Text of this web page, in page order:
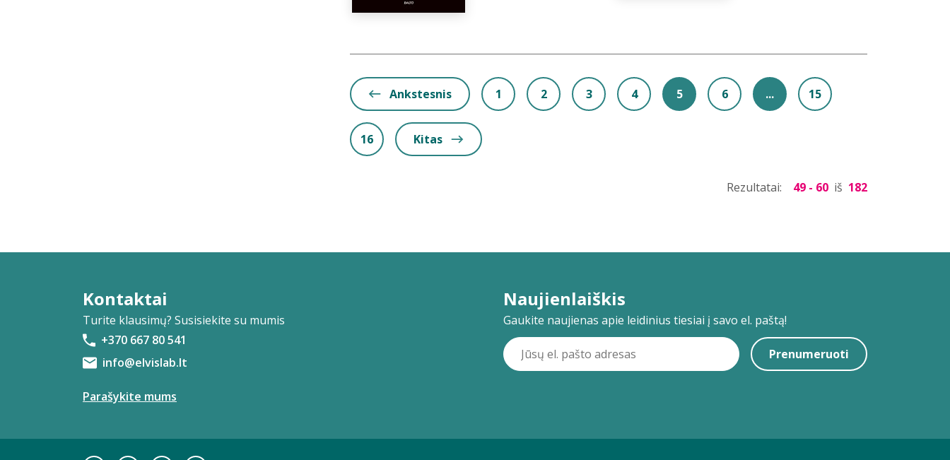
Ankstesnis 1 2 3 4 5 6 ... 15
16 Kitas
Rezultatai: 49 - 60 iš 182
Kontaktai
Turite klausimų? Susisiekite su mumis
+370 667 80 541
info@elvislab.lt
Parašykite mums
Naujienlaiškis
Gaukite naujienas apie leidinius tiesiai į savo el. paštą!
Prenumeruoti